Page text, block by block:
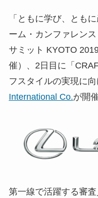
「ともに学び、とも
ーム・カンファレン
サミット KYOTO
催）、2日目に「
フスタイルの実現に
International Co.が開
第一線で活躍する審